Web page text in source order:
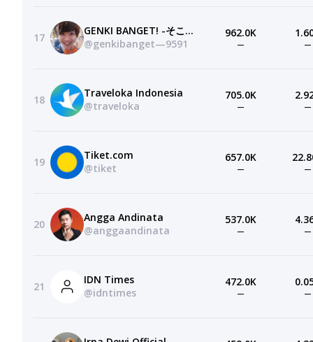
17
GENKI BANGET! -そこらへん元気-
@genkibanget—9591
962.0K
— —
18
Traveloka Indonesia
@traveloka
705.0K
— —
19
Tiket.com
@tiket
657.0K
— —
20
Angga Andinata
@anggaandinata
537.0K
— —
21
IDN Times
@idntimes
472.0K
— —